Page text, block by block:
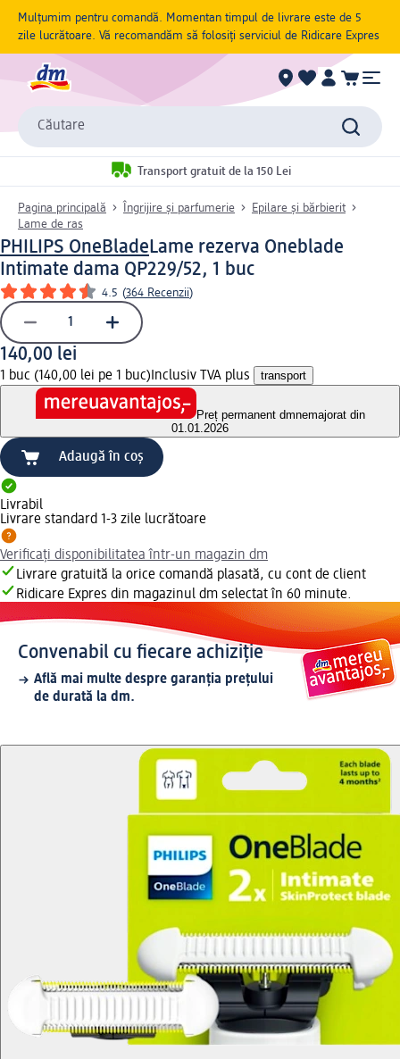
Mulțumim pentru comandă. Momentan timpul de livrare este de 5
zile lucrătoare. Vă recomandăm să folosiți serviciul de Ridicare Expres
Căutare
Transport gratuit de la 150 Lei
Pagina principală Îngrijire și parfumerie
Epilare și bărbierit
Lame de ras
PHILIPS OneBladeLame rezerva Oneblade
Intimate dama QP229/52, 1 buc
4.5 (364 Recenzii)
140,00 lei
1 buc (140,00 lei pe 1 buc) Inclusiv TVA plus transport
Preț permanent dmnemajorat din
01.01.2026
Adaugă în coș
Livrabil
Livrare standard 1-3 zile lucrătoare
Verificați disponibilitatea într-un magazin dm
Livrare gratuită la orice comandă plasată, cu cont de client
Ridicare Expres din magazinul dm selectat în 60 minute.
Convenabil cu fiecare achiziție
Află mai multe despre garanția prețului
de durată la dm.